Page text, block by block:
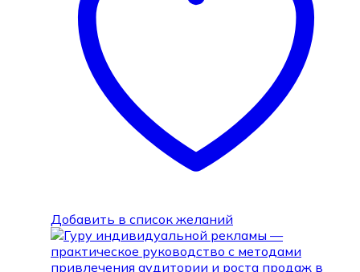
Добавить в список желаний